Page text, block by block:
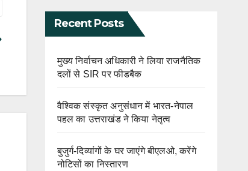
Recent Posts
मुख्य निर्वाचन अधिकारी ने लिया राजनैतिक
दलों से SIR पर फीडबैक
वैश्विक संस्कृत अनुसंधान में भारत-नेपाल
पहल का उत्तराखंड ने किया नेतृत्व
बुजुर्ग-दिव्यांगों के घर जाएंगे बीएलओ, करेंगे
नोटिसों का निस्तारण